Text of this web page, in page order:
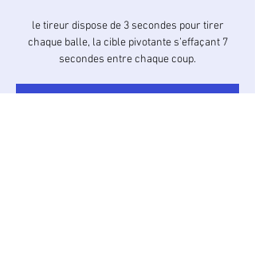
le tireur dispose de 3 secondes pour tirer
chaque balle, la cible pivotante s’effaçant 7
secondes entre chaque coup.